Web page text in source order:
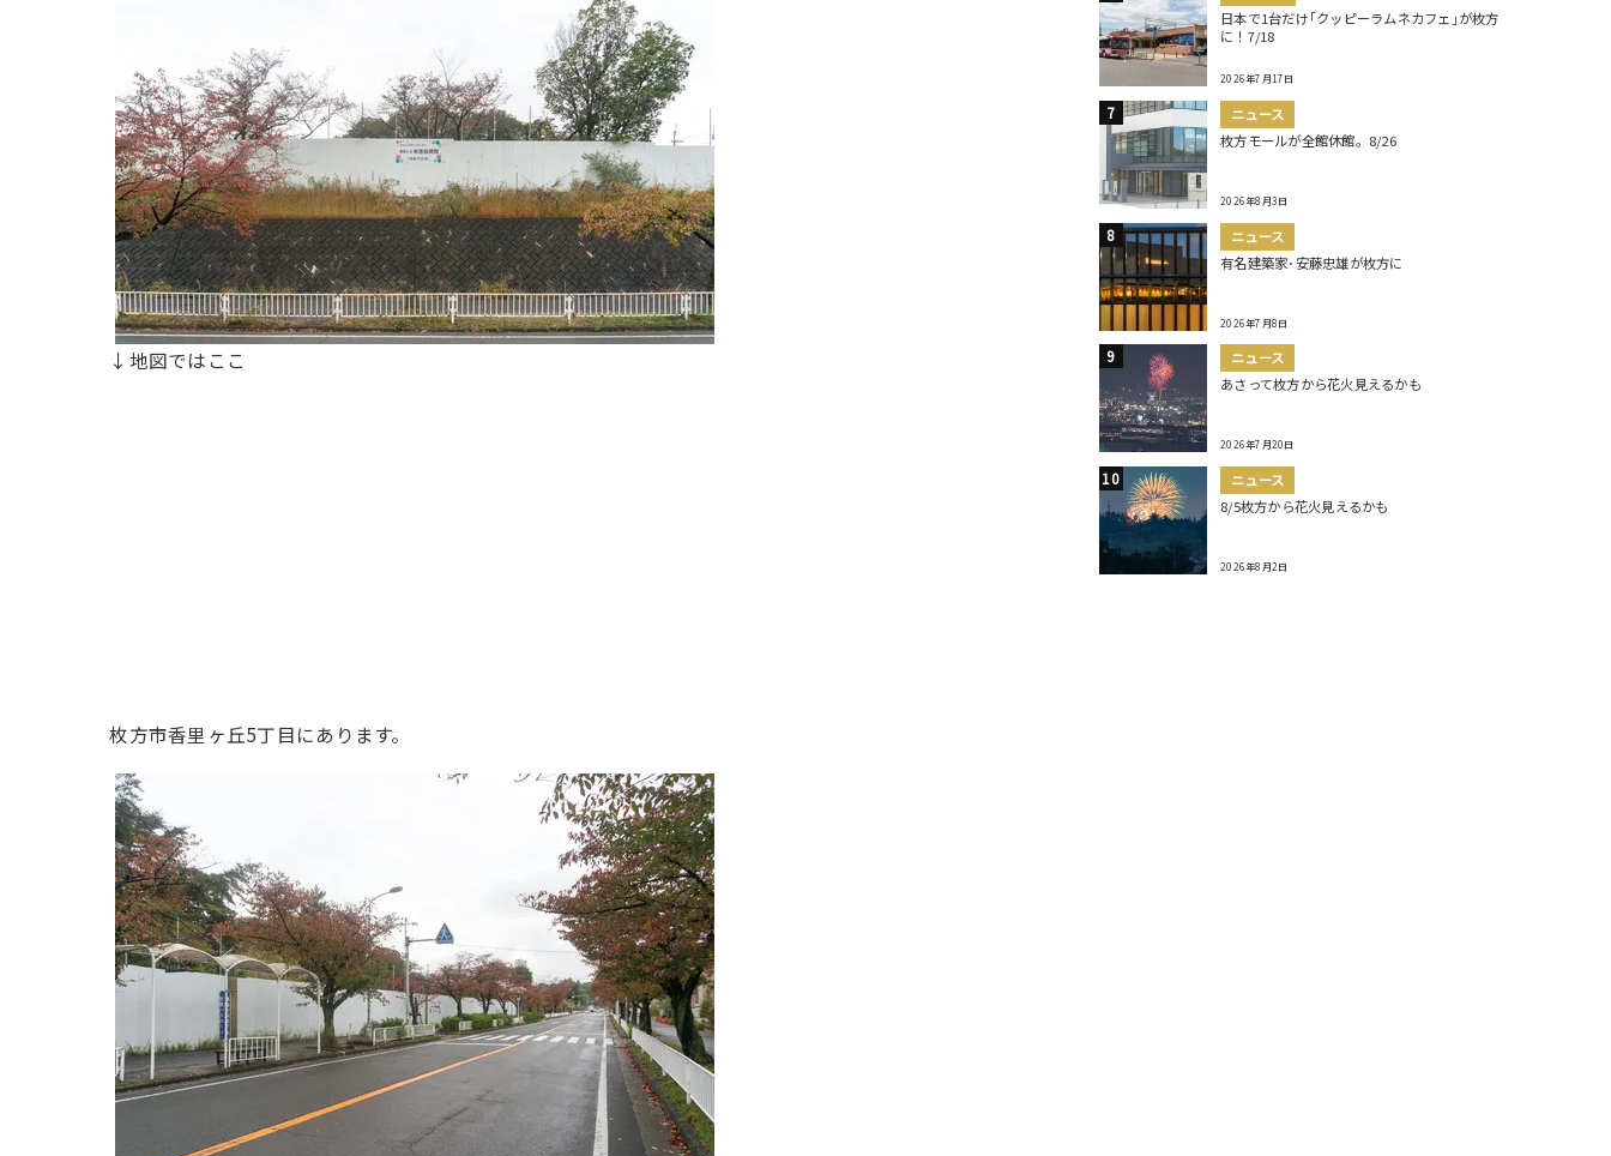
↓地図ではここ
枚方市香里ヶ丘5丁目にあります。
日本で1台だけ｢クッピーラムネカフェ｣が枚方
に！7/18
2026年7月17日
ニュース
枚方モールが全館休館。8/26
2026年8月3日
ニュース
有名建築家･安藤忠雄が枚方に
2026年7月8日
ニュース
あさって枚方から花火見えるかも
2026年7月20日
ニュース
8/5枚方から花火見えるかも
2026年8月2日